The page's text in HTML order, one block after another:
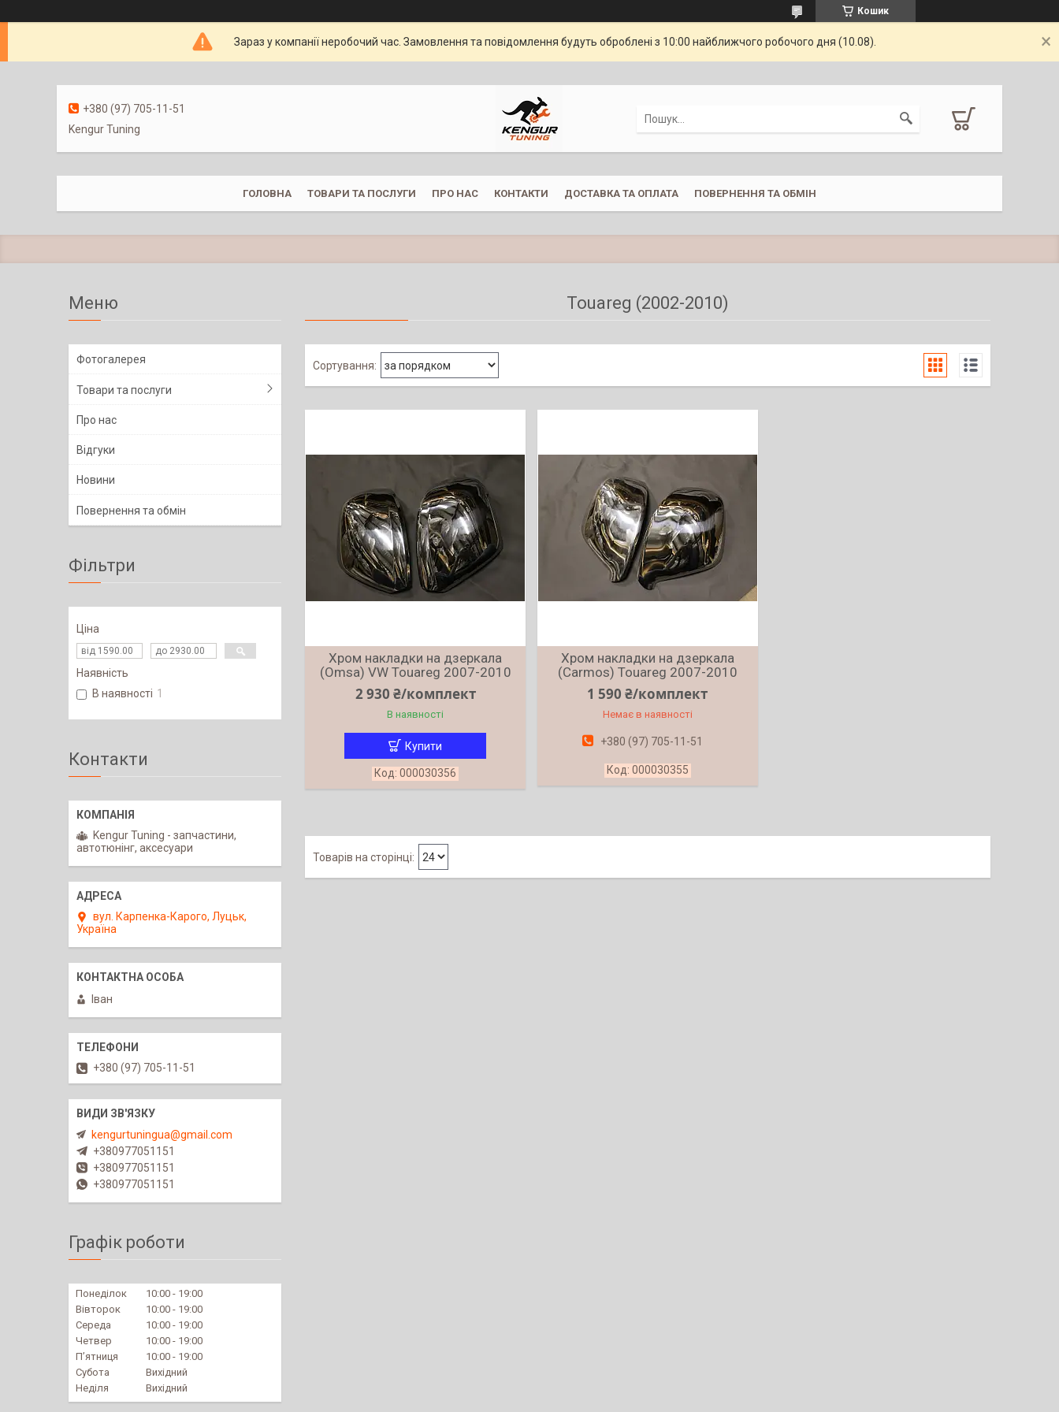
Кошик
Зараз у компанії неробочий час. Замовлення та повідомлення будуть оброблені з 10:00 найближчого робочого дня (10.08).
+380 (97) 705-11-51
Kengur Tuning
ГОЛОВНА ТОВАРИ ТА ПОСЛУГИ ПРО НАС КОНТАКТИ ДОСТАВКА ТА ОПЛАТА ПОВЕРНЕННЯ ТА ОБМІН
Touareg (2002-2010)
Хром накладки на дзеркала
(Omsa) VW Touareg 2007-2010
2 930 ₴/комплект
В наявності
Купити
000030356
Хром накладки на дзеркала
(Carmos) Touareg 2007-2010
1 590 ₴/комплект
Немає в наявності
+380 (97) 705-11-51
000030355
Фотогалерея
Товари та послуги
Про нас
Відгуки
Новини
Повернення та обмін
Фільтри
Ціна
Наявність
В наявності 1
Контакти
Kengur Tuning - запчастини,
автотюнінг, аксесуари
вул. Карпенка-Карого, Луцьк,
Україна
Іван
+380 (97) 705-11-51
kengurtuningua@gmail.com
+380977051151
+380977051151
+380977051151
Графік роботи
Понеділок 10:00
19:00
Вівторок
10:00
19:00
Середа
10:00
19:00
Четвер
10:00
19:00
Пʼятниця
10:00
19:00
Субота
Вихідний
Неділя
Вихідний